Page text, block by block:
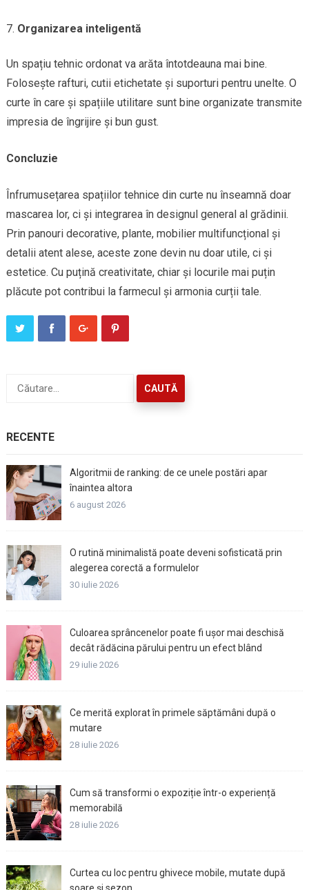
Organizarea inteligentă
Un spațiu tehnic ordonat va arăta întotdeauna mai bine.
Folosește rafturi, cutii etichetate și suporturi pentru unelte. O
curte în care și spațiile utilitare sunt bine organizate transmite
impresia de îngrijire și bun gust.
Concluzie
Înfrumusețarea spațiilor tehnice din curte nu înseamnă doar
mascarea lor, ci și integrarea în designul general al grădinii.
Prin panouri decorative, plante, mobilier multifuncțional și
detalii atent alese, aceste zone devin nu doar utile, ci și
estetice. Cu puțină creativitate, chiar și locurile mai puțin
plăcute pot contribui la farmecul și armonia curții tale.
după:
RECENTE
Algoritmii de ranking: de ce unele postări apar
înaintea altora
6 august 2026
O rutină minimalistă poate deveni sofisticată prin
alegerea corectă a formulelor
30 iulie 2026
Culoarea sprâncenelor poate fi ușor mai deschisă
decât rădăcina părului pentru un efect blând
29 iulie 2026
Ce merită explorat în primele săptămâni după o
mutare
28 iulie 2026
Cum să transformi o expoziție într-o experiență
memorabilă
28 iulie 2026
Curtea cu loc pentru ghivece mobile, mutate după
soare și sezon